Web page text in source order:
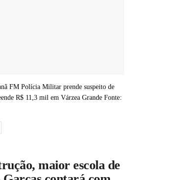
FM Polícia Militar prende suspeito de
R$ 11,3 mil em Várzea Grande Fonte:
maior escola de